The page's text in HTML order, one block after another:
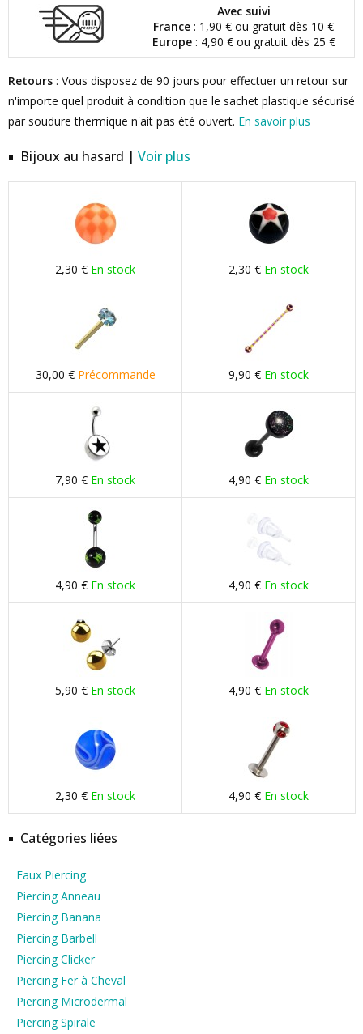
Avec suivi
France : 1,90 € ou gratuit dès 10 €
Europe: 4,90 € ou gratuit dès 25 €
Retours : Vous disposez de 90 jours pour effectuer un retour sur
n'importe quel produit à condition que le sachet plastique sécurisé
par soudure thermique n'ait pas été ouvert. En savoir plus
Bijoux au hasard | Voir plus
2,30 € En stock 2,30 € En stock
30,00 € Précommande 9,90 € En stock
7,90 € En stock 4,90 € En stock
4,90 € En stock 4,90 € En stock
5,90 € En stock 4,90 € En stock
2,30 € En stock 4,90 € En stock
Catégories liées
Faux Piercing
Piercing Anneau
Piercing Banana
Piercing Barbell
Piercing Clicker
Piercing Fer à Cheval
Piercing Microdermal
Piercing Spirale